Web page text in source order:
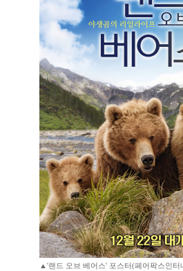
▲'랜드 오브 베어스' 포스터(페어팍스인터